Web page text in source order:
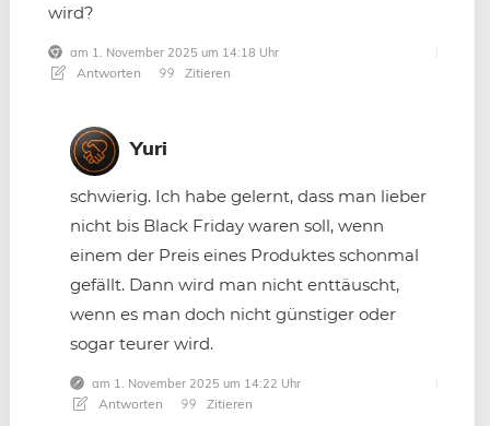
wird?
am 1. November 2025 um 14:18 Uhr
Antworten Zitieren
Yuri
schwierig. Ich habe gelernt, dass man lieber
nicht bis Black Friday waren soll, wenn
einem der Preis eines Produktes schonmal
gefällt. Dann wird man nicht enttäuscht,
wenn es man doch nicht günstiger oder
sogar teurer wird.
am 1. November 2025 um 14:22 Uhr
Antworten Zitieren